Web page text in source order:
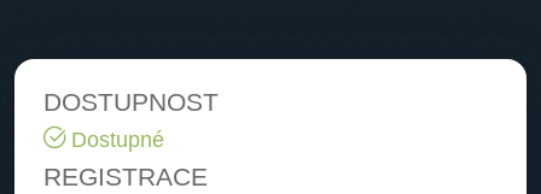
DOSTUPNOST
Dostupné
REGISTRACE